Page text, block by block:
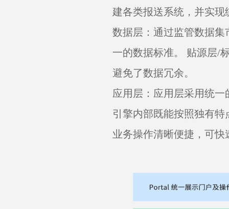
建各类报送系统，并实
数据层：通过监管数据
一的数据标准。 贴源层/
避免了数据冗余。
应用层：应用层采用统
引擎内部既能按照独有
业务操作清晰便捷，可